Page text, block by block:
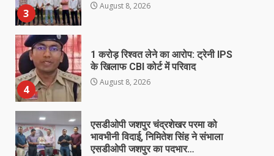
3
August 8, 2026
4
1 करोड़ रिश्वत लेने का आरोप: ट्रेनी IPS
के खिलाफ CBI कोर्ट में परिवाद
August 8, 2026
एसडीओपी जशपुर चंद्रशेखर परमा को
भावभीनी विदाई, निमितेश सिंह ने संभाला
एसडीओपी जशपुर का पदभार…